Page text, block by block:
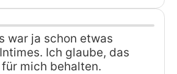
war ja schon etwas
Ich glaube, das
mich behalten.